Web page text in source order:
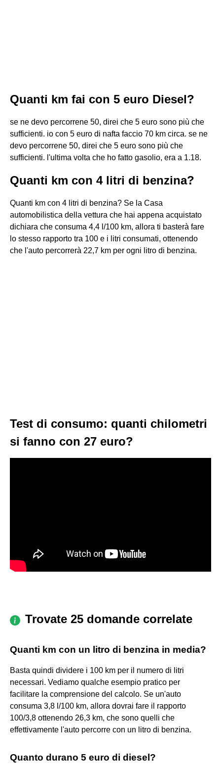
Quanti km fai con 5 euro Diesel?
se ne devo percorrene 50, direi che 5 euro sono più che
sufficienti. io con 5 euro di nafta faccio 70 km circa. se ne
devo percorrene 50, direi che 5 euro sono più che
sufficienti. l'ultima volta che ho fatto gasolio, era a 1.18.
Quanti km con 4 litri di benzina?
Quanti km con 4 litri di benzina? Se la Casa
automobilistica della vettura che hai appena acquistato
dichiara che consuma 4,4 l/100 km, allora ti basterà fare
lo stesso rapporto tra 100 e i litri consumati, ottenendo
che l'auto percorrerà 22,7 km per ogni litro di benzina.
Test di consumo: quanti chilometri
si fanno con 27 euro?
Trovate 25 domande correlate
Quanti km con un litro di benzina in media?
Basta quindi dividere i 100 km per il numero di litri
necessari. Vediamo qualche esempio pratico per
facilitare la comprensione del calcolo. Se un'auto
consuma 3,8 l/100 km, allora dovrai fare il rapporto
100/3,8 ottenendo 26,3 km, che sono quelli che
effettivamente l'auto percorre con un litro di benzina.
Quanto durano 5 euro di diesel?